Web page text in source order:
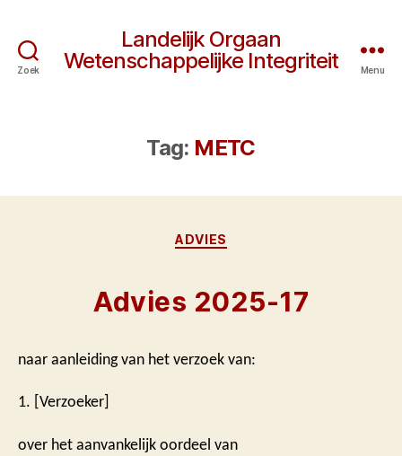
Zoek
Landelijk Orgaan
Wetenschappelijke Integriteit
Menu
Tag: METC
Categorieën
ADVIES
Advies 2025-17
naar aanleiding van het verzoek van:
1. [Verzoeker]
over het aanvankelijk oordeel van